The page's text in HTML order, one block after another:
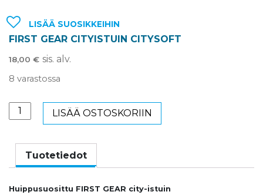
LISÄÄ SUOSIKKEIHIN
FIRST GEAR CITYISTUIN CITYSOFT
18,00 € sis. alv.
8 varastossa
FIRST
GEAR
CITYSOFT
määrä
LISÄÄ OSTOSKORIIN
Tuotetiedot
Huippusuosittu FIRST GEAR city-istuin